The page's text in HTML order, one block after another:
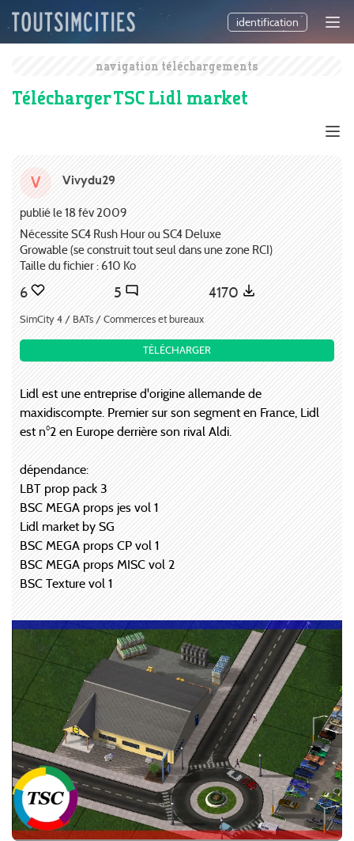
identification
navigation téléchargements
Télécharger TSC Lidl market
V Vivydu29
publié le 18 fév 2009
Nécessite SC4 Rush Hour ou SC4 Deluxe
Growable (se construit tout seul dans une zone RCI)
Taille du fichier : 610 Ko
6 5 4170
SimCity 4 / BATs / Commerces et bureaux
TÉLÉCHARGER
Lidl est une entreprise d'origine allemande de
maxidiscompte. Premier sur son segment en France, Lidl
est n°2 en Europe derrière son rival Aldi.
dépendance:
LBT prop pack 3
BSC MEGA props jes vol 1
Lidl market by SG
BSC MEGA props CP vol 1
BSC MEGA props MISC vol 2
BSC Texture vol 1